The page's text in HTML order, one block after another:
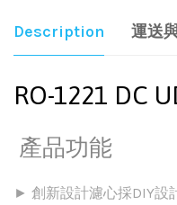
Description 運送
RO-1221 DC
產品功能
► 創新設計濾心採DIY設